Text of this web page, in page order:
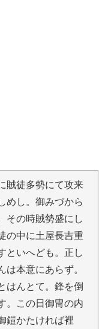
賊徒多勢にて攻来
めし。御みづから
その時賊勢盛にし
の中に土屋長吉重
といへども。正し
は本意にあらず。
はんとて。鋒を倒
。この日御冑の内
鎧かたければ裡